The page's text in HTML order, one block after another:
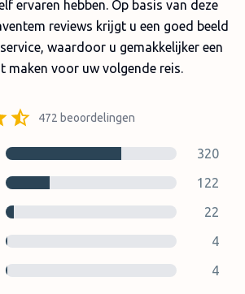
ervaren hebben. Op basis van deze
reviews krijgt u een goed beeld
waardoor u gemakkelijker een
maken voor uw volgende reis.
472 beoordelingen
320
122
22
4
4